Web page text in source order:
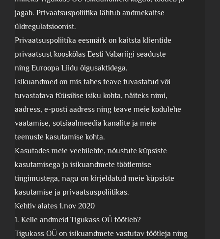
jagab. Privaatsuspoliitika lähtub andmekaitse
üldregulatsioonist.
Privaatsuspoliitika eesmärk on kaitsta klientide
privaatsust kooskõlas Eesti Vabariigi seaduste
ning Euroopa Liidu õigusaktidega.
Isikuandmed on mis tahes teave tuvastatud või
tuvastatava füüsilise isiku kohta, näiteks nimi,
aadress, e-posti aadress ning teave meie kodulehe
vaatamise, sotsiaalmeedia kanalite ja meie
teenuste kasutamise kohta.
Kasutades meie veebilehte, nõustute küpsiste
kasutamisega ja isikuandmete töötlemise
tingimustega, nagu on kirjeldatud meie küpsiste
kasutamise ja privaatsuspoliitikas.
Kehtiv alates 1.nov 2020
1. Kelle andmeid Tigukass OÜ töötleb?
Tigukass OÜ on isikuandmete vastutav töötleja ning